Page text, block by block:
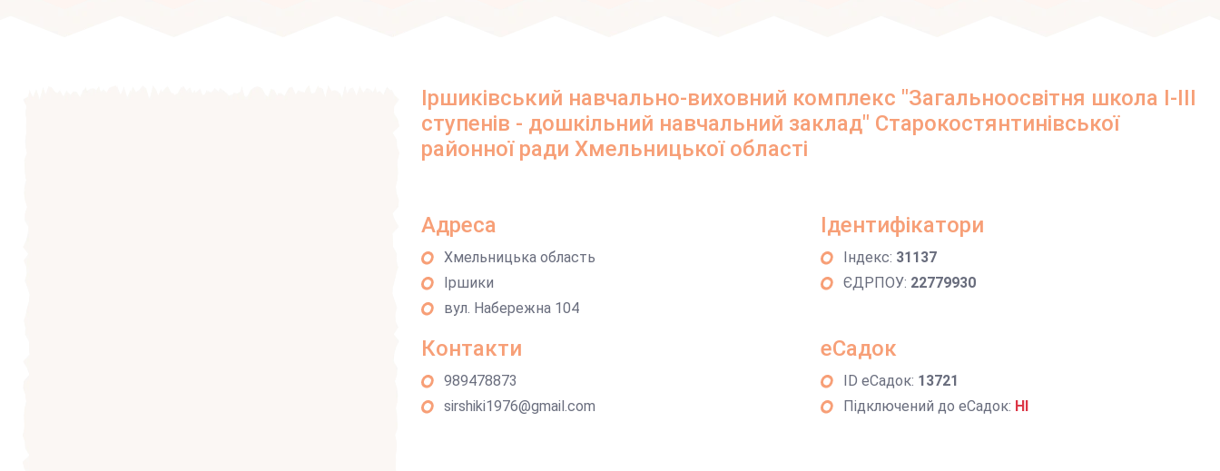
Іршиківський навчально-виховний комплекс "Загальноосвітня школа І-ІІІ
ступенів - дошкільний навчальний заклад" Старокостянтинівської
районної ради Хмельницької області
Адреса
Хмельницька область
Іршики
вул. Набережна 104
Ідентифікатори
Індекс: 31137
ЄДРПОУ: 22779930
Контакти
989478873
sirshiki1976@gmail.com
еСадок
ID еСадок: 13721
Підключений до еСадок: НІ